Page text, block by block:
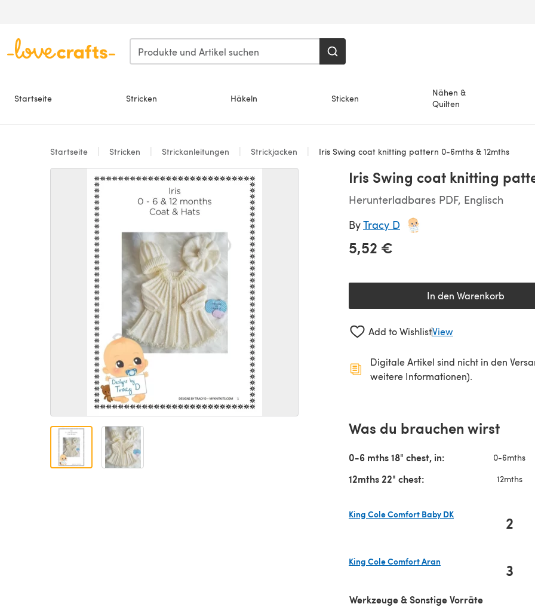
Startseite Stricken Häkeln Sticken
Nähen &
Quilten
Startseite Stricken Strickanleitungen Strickjacken Iris Swing coat knitting pattern 0-6mths & 12mths
Iris Swing coat knitting
Herunterladbares PDF, Englisch
ByTracy D
5,52 €
In den Warenkorb
Add to WishlistView
Digitale Artikel sind nicht in den
weitere Informationen).
Was du brauchen wirst
0-6 mths 18" chest, in: 0-6mths
12mths 22" chest: 12mths
King Cole Comfort Baby DK
2
King Cole Comfort Aran
3
Werkzeuge & Sonstige Vorräte